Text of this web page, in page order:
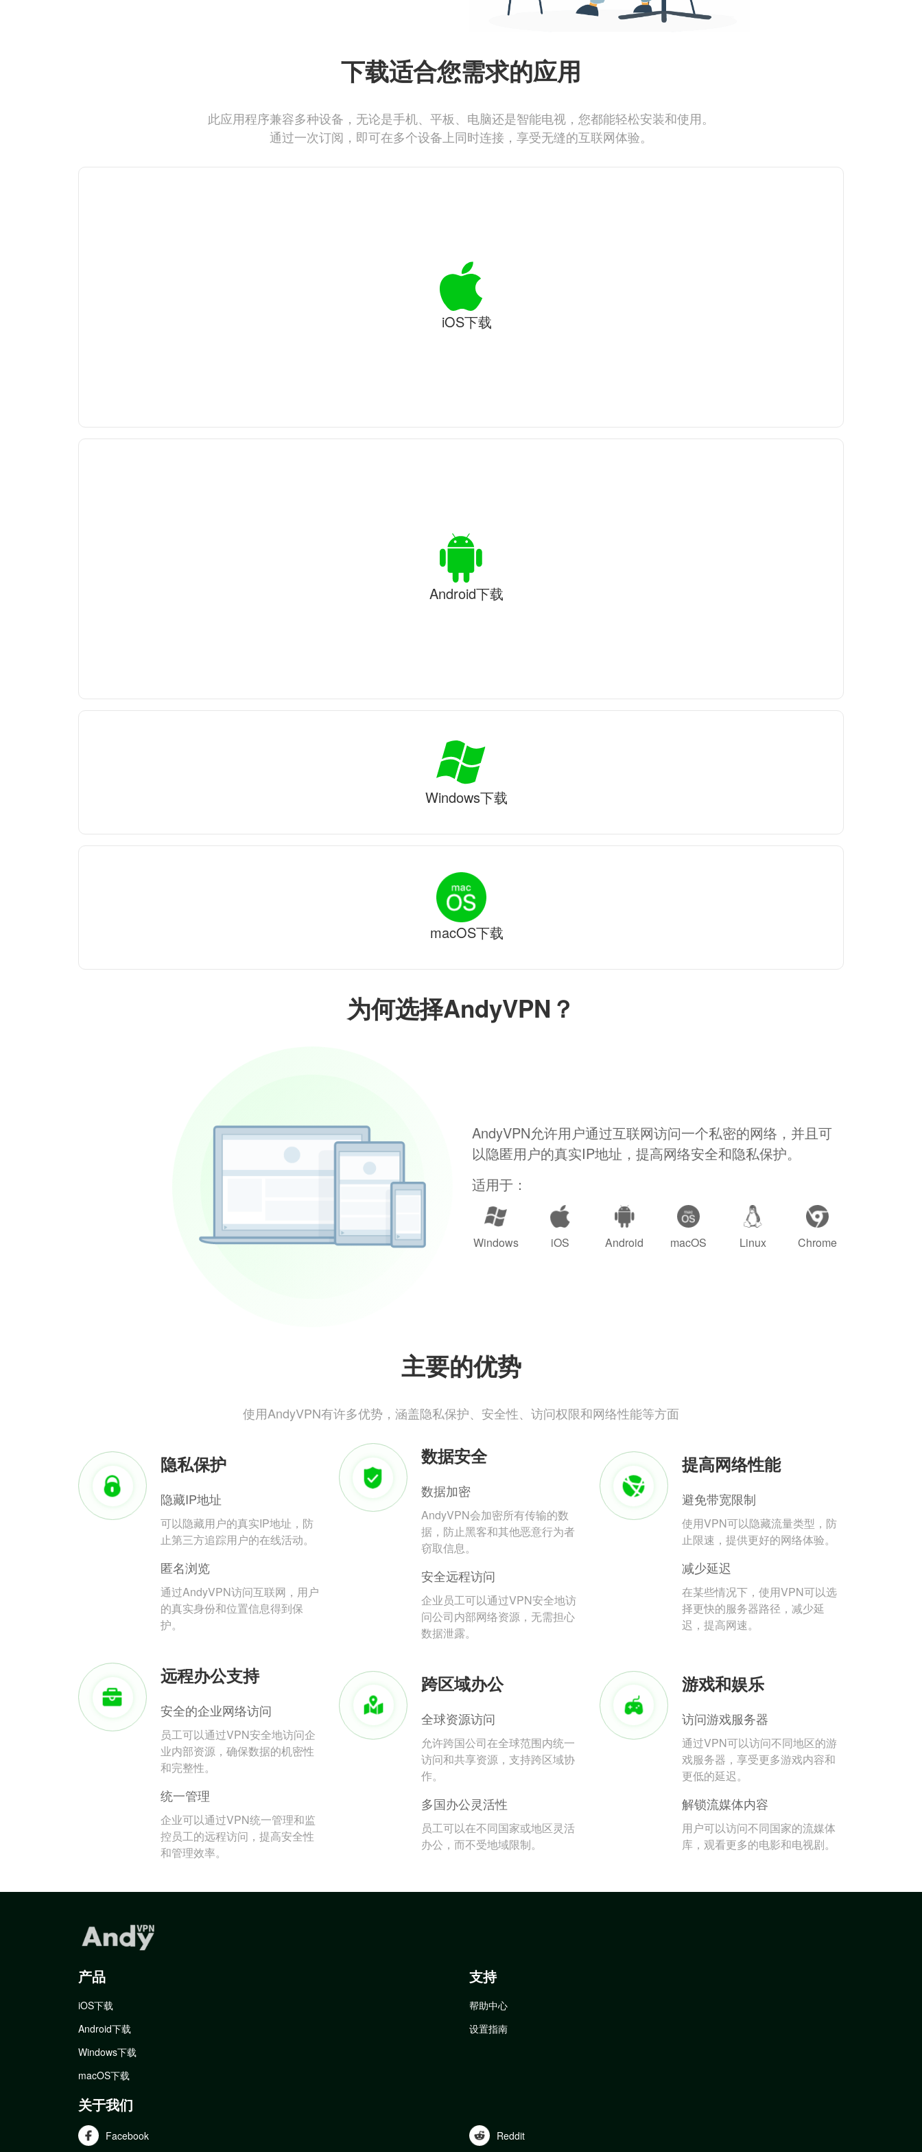
为何选择AndyVPN？
AndyVPN允许用户通过互联网访问一个私密的网络，并且可
以隐匿用户的真实IP地址，提高网络安全和隐私保护。
适用于：
Windows iOS Android macOS Linux Chrome
主要的优势
使用AndyVPN有许多优势，涵盖隐私保护、安全性、访问权限和网络性能等方面
隐私保护
隐藏IP地址
可以隐藏用户的真实IP地址，防
止第三方追踪用户的在线活动。
匿名浏览
通过AndyVPN访问互联网，用户
的真实身份和位置信息得到保
护。
数据安全
数据加密
AndyVPN会加密所有传输的数
据，防止黑客和其他恶意行为者
窃取信息。
安全远程访问
企业员工可以通过VPN安全地访
问公司内部网络资源，无需担心
数据泄露。
提高网络性能
避免带宽限制
使用VPN可以隐藏流量类型，防
止限速，提供更好的网络体验。
减少延迟
在某些情况下，使用VPN可以选
择更快的服务器路径，减少延
迟，提高网速。
远程办公支持
安全的企业网络访问
员工可以通过VPN安全地访问企
业内部资源，确保数据的机密性
和完整性。
统一管理
企业可以通过VPN统一管理和监
控员工的远程访问，提高安全性
和管理效率。
跨区域办公
全球资源访问
允许跨国公司在全球范围内统一
访问和共享资源，支持跨区域协
作。
多国办公灵活性
员工可以在不同国家或地区灵活
办公，而不受地域限制。
游戏和娱乐
访问游戏服务器
通过VPN可以访问不同地区的游
戏服务器，享受更多游戏内容和
更低的延迟。
解锁流媒体内容
用户可以访问不同国家的流媒体
库，观看更多的电影和电视剧。
下载适合您需求的应用
此应用程序兼容多种设备，无论是手机、平板、电脑还是智能电视，您都能轻松安装和使用。
通过一次订阅，即可在多个设备上同时连接，享受无缝的互联网体验。
iOS下载
Android下载
Windows下载
macOS下载
产品
iOS下载
Android下载
Windows下载
macOS下载
支持
帮助中心
设置指南
关于我们
Facebook Reddit